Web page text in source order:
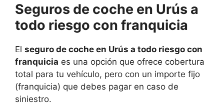
Seguros de coche en Urús a
todo riesgo con franquicia
El seguro de coche en Urús a todo riesgo con
franquicia es una opción que ofrece cobertura
total para tu vehículo, pero con un importe fijo
(franquicia) que debes pagar en caso de
siniestro.